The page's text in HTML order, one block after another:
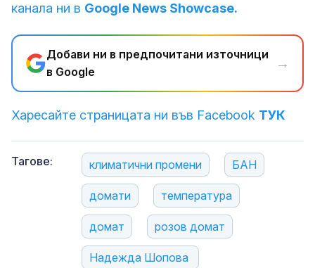
канала ни в Google News Showcase.
Добави ни в предпочитани източници
в Google
→
Харесайте страницата ни във Facebook ТУК
Тагове: климатични промени БАН
домати температура
домат розов домат
Надежда Шопова